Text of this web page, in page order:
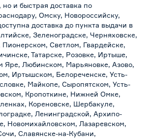
но и быстрая доставка по
Омску, Новороссийску,
доставка до пункта выдачи в
Зеленоградске, Черняховске,
Пионерском, Светлом, Гвардейске,
Татарске, Розовке, Иртыше,
Яре, Любинском, Марьяновке, Азово,
Иртышском, Белореченске, Усть-
Майкопе, Сыропятском, Усть-
Кропоткине, Нижней Омке,
Кореновске, Шербакуле,
Ленинградской, Архипо-
Новомихайловском, Лазаревском,
Славянске-на-Кубани,